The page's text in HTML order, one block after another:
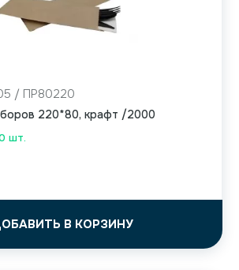
шт.
/ ПР80220
220*80, крафт /2000
В КОРЗИНУ